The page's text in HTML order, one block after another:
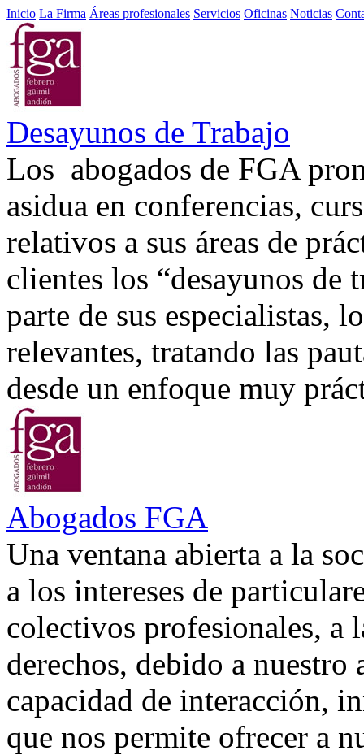
Inicio La Firma Áreas profesionales Servicios Oficinas Noticias
Desayunos de Trabajo
Los abogados de FGA
asidua en conferencias,
relativos a sus áreas de
clientes los “desayunos de
parte de sus especialistas,
relevantes, tratando las
desde un enfoque muy
Abogados FGA
Una ventana abierta a la
a los intereses de
colectivos profesionales, a
derechos, debido a
capacidad de interacción,
que nos permite ofrecer a